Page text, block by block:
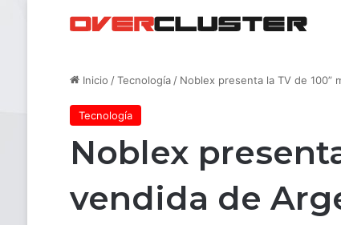
Inicio /Tecnología / Noblex presenta la TV de 100”
Tecnología
Noblex
vendida de